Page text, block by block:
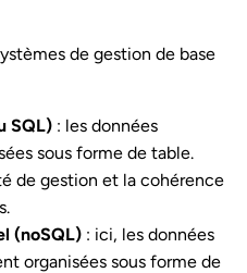
de gestion de base
SQL) : les données
sous forme de table.
de gestion et la cohérence
(noSQL) : ici, les données
organisées sous forme de